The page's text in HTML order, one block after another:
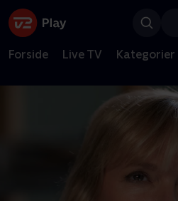
Forside Live TV Kategorier